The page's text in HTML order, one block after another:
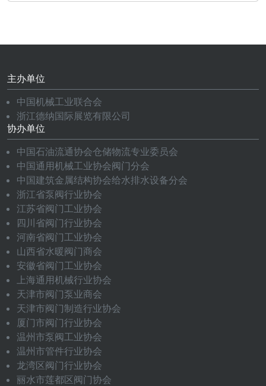
主办单位
中国机械工业联合会
浙江德纳国际展览有限公司
协办单位
中国石油流通协会仓储物流专业委员会
中国通用机械工业协会阀门分会
中国建筑金属结构协会给水排水设备分会
浙江省泵阀行业协会
江苏省阀门工业协会
四川省阀门行业协会
河南省阀门工业协会
山西省水暖阀门商会
安徽省阀门工业协会
上海通用机械行业协会
天津市阀门泵业商会
天津市阀门制造行业协会
厦门市阀门行业协会
温州市泵阀工业协会
温州市管件行业协会
龙湾区阀门行业协会
丽水市莲都区阀门协会